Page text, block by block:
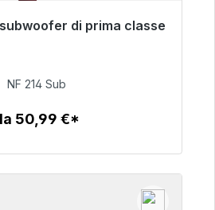
di prima classe
immediata, tempo di
94,00 €
NF 214 Sub
50,99 €*